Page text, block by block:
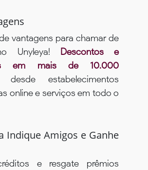
vantagens para chamar de
Unyleya! Descontos e
em mais de 10.000
desde estabelecimentos
online e serviços em todo o
Indique Amigos e Ganhe
e resgate prêmios